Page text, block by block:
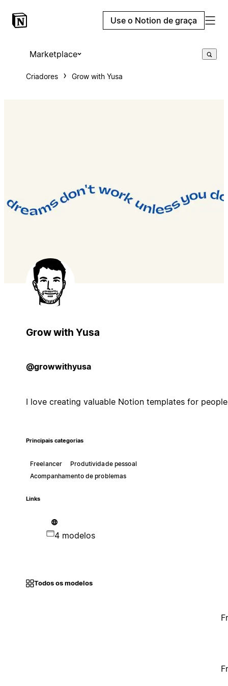
Use o Notion de graça
Marketplace
Criadores Grow with Yusa
Grow with Yusa
@growwithyusa
I love creating valuable Notion templates for
Principais categorias
Freelancer
Produtividade pessoal
Acompanhamento de problemas
Links
4 modelos
Todos os modelos